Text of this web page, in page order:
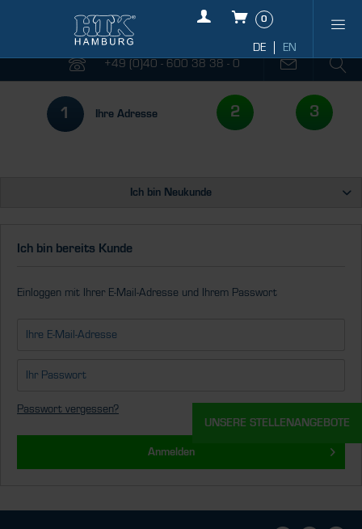
0
+49 (0)40 - 600 38 38 - 0
1 Ihre Adresse 2 3
Ich bin Neukunde
Ich bin bereits Kunde
Einloggen mit Ihrer E-Mail-Adresse und Ihrem Passwort
Passwort vergessen?
Anmelden
UNSERE STELLENANGEBOTE